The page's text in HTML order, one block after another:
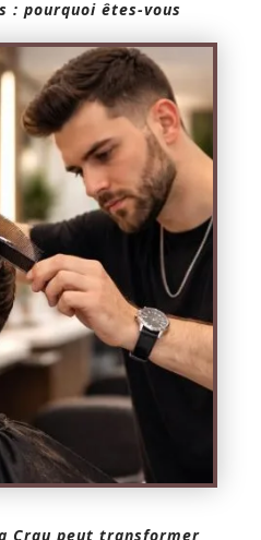
: pourquoi êtes-vous
Crau peut transformer